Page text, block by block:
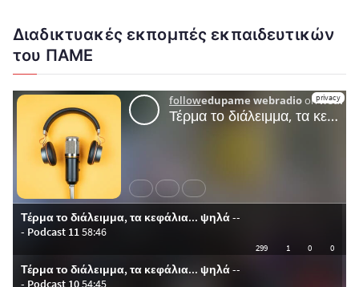
Διαδικτυακές εκπομπές εκπαιδευτικών
του ΠΑΜΕ